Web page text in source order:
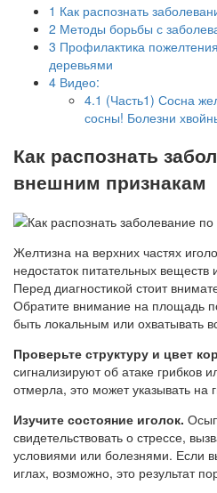
1 Как распознать
2 Методы борьбы с
3 Профилактика
деревьями
4 Видео:
4.1 (Часть1) Сосна
сосны! Болезни
Как распознать
внешним признакам
Желтизна на верхних частях
недостаток питательных
Перед диагностикой стоит
Обратите внимание на площадь
быть локальным или охватывать
Проверьте структуру и цвет
сигнализируют об атаке грибков
отмерла, это может указывать на
Изучите состояние иголок.
свидетельствовать о стрессе,
условиями или болезнями. Если
иглах, возможно, это результат